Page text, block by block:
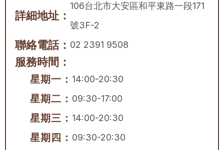
詳細地址：
106台北市大安區和平東路一段171
號3F-2
聯絡電話： 02 2391 9508
服務時間：
星期一： 14:00-20:30
星期二： 09:30-17:00
星期三： 14:00-20:30
星期四： 09:30-20:30